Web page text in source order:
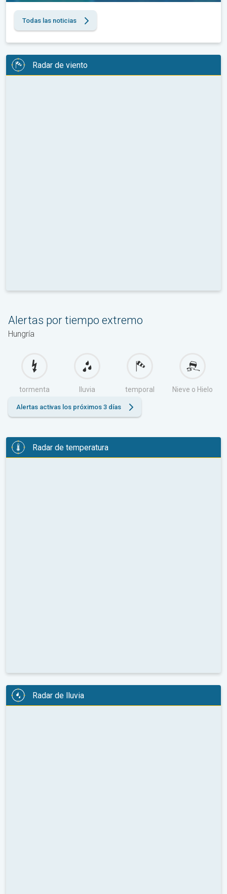
Todas las noticias
Radar de viento
Alertas por tiempo extremo
Hungría
tormenta lluvia temporal Nieve o Hielo
Alertas activas los próximos 3 días
Radar de temperatura
Radar de lluvia